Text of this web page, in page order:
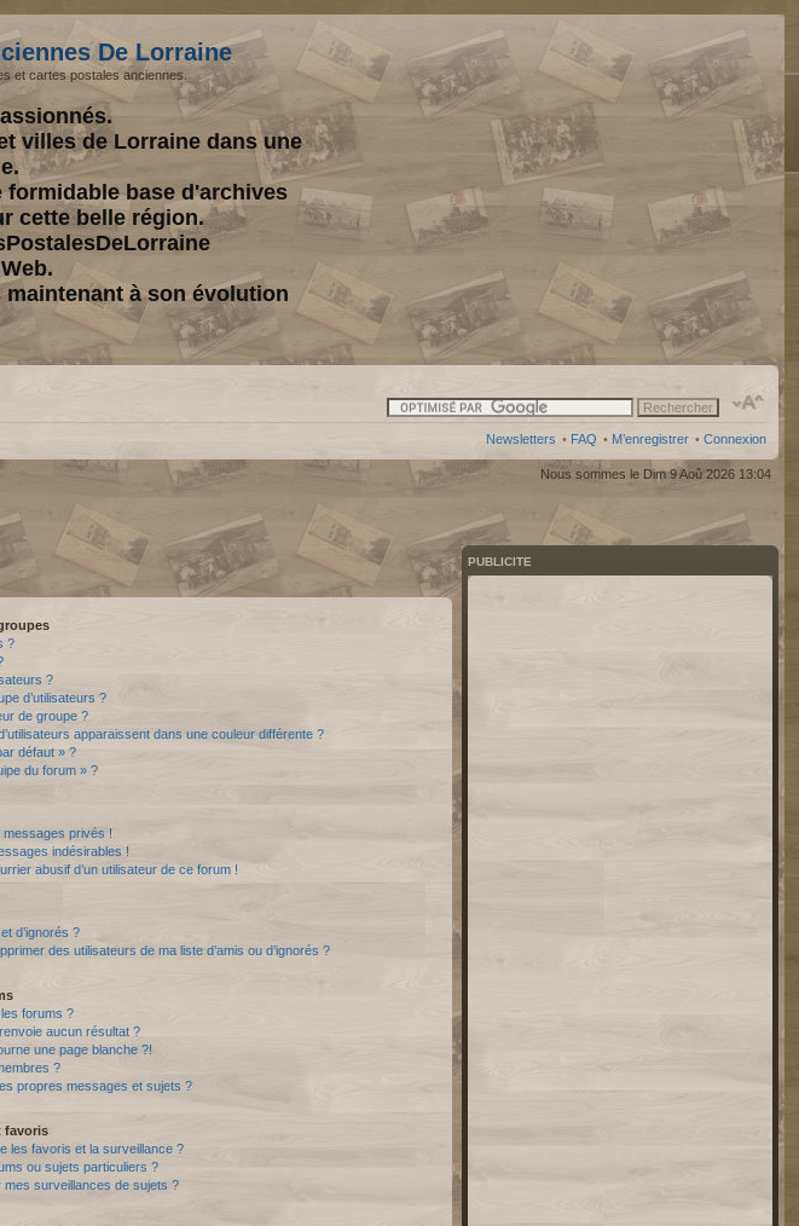
De Lorraine
et cartes postales anciennes.
villes de Lorraine dans une
base d'archives
cette belle région.
à son évolution
Newsletters • FAQ • M’enregistrer • Connexion
Nous sommes le Dim 9 Aoû 2026 13:04
?
?
d’utilisateurs ?
de groupe ?
apparaissent dans une couleur différente ?
défaut » ?
du forum » ?
privés !
indésirables !
abusif d’un utilisateur de ce forum !
d’ignorés ?
des utilisateurs de ma liste d’amis ou d’ignorés ?
forums ?
aucun résultat ?
une page blanche ?!
?
propres messages et sujets ?
favoris
les favoris et la surveillance ?
ou sujets particuliers ?
surveillances de sujets ?
PUBLICITE